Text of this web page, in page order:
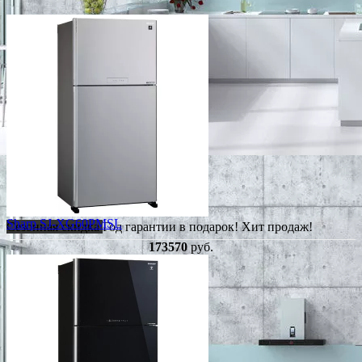
Сезонная скидкаГод гарантии в подарок!Хит продаж!
Sharp SJ-XG60PMSL
173570руб.